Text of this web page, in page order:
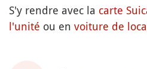
S'y rendre avec la carte
l'unité ou en voiture de